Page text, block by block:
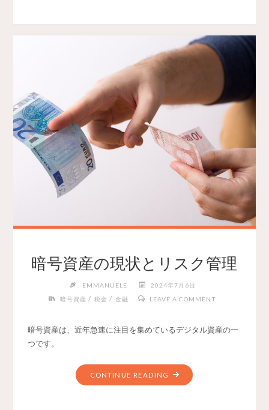
暗号資産の現状とリスク管理
EMMANUELE
2024年7月6日
暗号資産 / 税金 / 金融 LEAVE A COMMENT
暗号資産は、近年急速に注目を集めているデジタル資産の一
つです。
CONTINUE READING